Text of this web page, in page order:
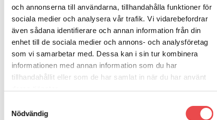
och annonserna till användarna, tillhandahålla funktioner för
sociala medier och analysera vår trafik. Vi vidarebefordrar
även sådana identifierare och annan information från din
enhet till de sociala medier och annons- och analysföretag
som vi samarbetar med. Dessa kan i sin tur kombinera
informationen med annan information som du har
tillhandahållit eller som de har samlat in när du har använt
Nödvändig
Porsche 911 Classic (1977-1986)
Porsche 911 Classic (1978-1989) Turbo
Porsche 911 Classic (1987-1989)
Porsche 912 (1965-1967)
Porsche 912 (1967-1969)